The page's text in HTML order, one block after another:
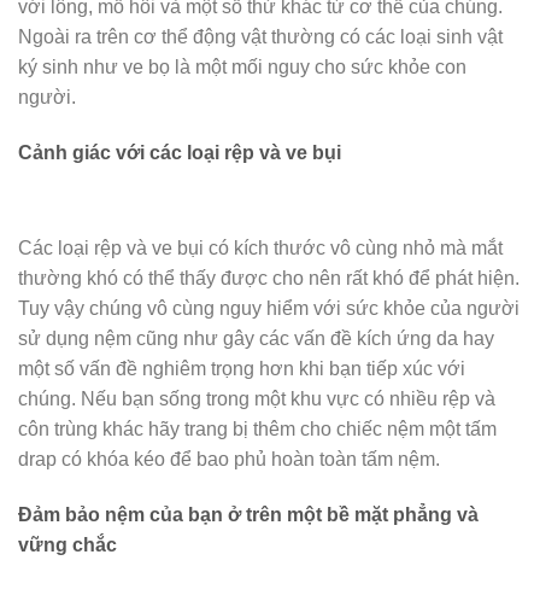
với lông, mồ hôi và một số thứ khác từ cơ thể của chúng.
Ngoài ra trên cơ thể động vật thường có các loại sinh vật
ký sinh như ve bọ là một mối nguy cho sức khỏe con
người.
Cảnh giác với các loại rệp và ve bụi
Các loại rệp và ve bụi có kích thước vô cùng nhỏ mà mắt
thường khó có thể thấy được cho nên rất khó để phát hiện.
Tuy vậy chúng vô cùng nguy hiểm với sức khỏe của người
sử dụng nệm cũng như gây các vấn đề kích ứng da hay
một số vấn đề nghiêm trọng hơn khi bạn tiếp xúc với
chúng. Nếu bạn sống trong một khu vực có nhiều rệp và
côn trùng khác hãy trang bị thêm cho chiếc nệm một tấm
drap có khóa kéo để bao phủ hoàn toàn tấm nệm.
Đảm bảo nệm của bạn ở trên một bề mặt phẳng và
vững chắc